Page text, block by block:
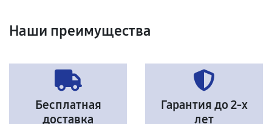
Наши преимущества
Бесплатная
доставка
Гарантия до 2-х
лет